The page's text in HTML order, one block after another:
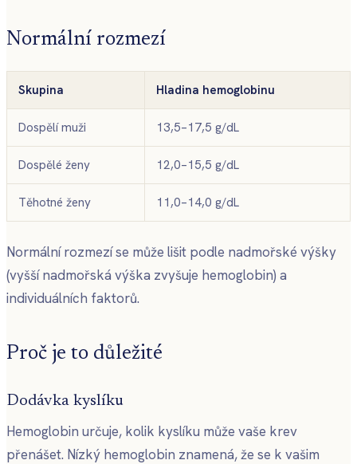
Normální rozmezí
Skupina Hladina hemoglobinu
Dospělí muži 13,5–17,5 g/dL
Dospělé ženy 12,0–15,5 g/dL
Těhotné ženy 11,0–14,0 g/dL
Normální rozmezí se může lišit podle nadmořské výšky
(vyšší nadmořská výška zvyšuje hemoglobin) a
individuálních faktorů.
Proč je to důležité
Dodávka kyslíku
Hemoglobin určuje, kolik kyslíku může vaše krev
přenášet. Nízký hemoglobin znamená, že se k vašim